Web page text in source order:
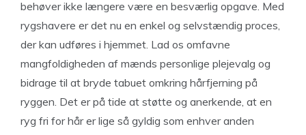
behøver ikke længere være en besværlig opgave. Med
rygshavere er det nu en enkel og selvstændig proces,
der kan udføres i hjemmet. Lad os omfavne
mangfoldigheden af mænds personlige plejevalg og
bidrage til at bryde tabuet omkring hårfjerning på
ryggen. Det er på tide at støtte og anerkende, at en
ryg fri for hår er lige så gyldig som enhver anden